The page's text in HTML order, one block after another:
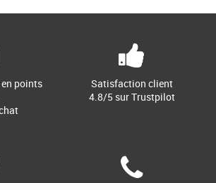
en points
Satisfaction client
4.8/5 sur Trustpilot